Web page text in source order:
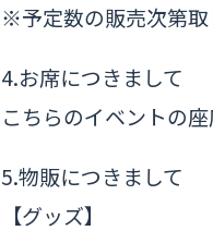
※予定数の販売次第取
4.お席につきまして
こちらのイベントの座
5.物販につきまして
【グッズ】